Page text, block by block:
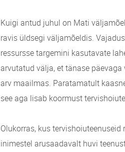
Kuigi antud juhul on Mati
ravis üldsegi väljamõeldis.
ressursse targemini kasutavate
arvutatud välja, et tänase
arv maailmas. Paratamatult
see aga lisab koormust
Olukorras, kus
inimestel arusaadavalt huvi